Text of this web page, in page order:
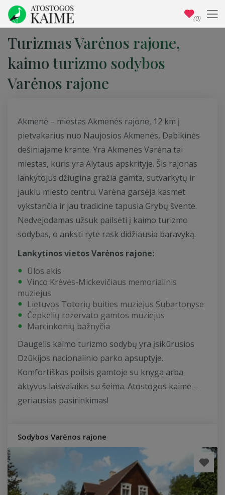
Turizmas Varėnos rajone,
kaimo turizmo sodybos
Varėnos rajone
Akmenė – miestas Akmenės rajone, 12 km į
pietvakarius nuo Naujosios Akmenės, Dabikinės
dešiniajame krante. Yra Akmenės Varėna tai
miestas, kuris yra Alytaus apskrityje. Šis rajonas
lankytojus džiugina gražia gamta, sutvarkytų ir
jaukiu miesto centru. Varėna garsėja kasmet
vykstančia ir jau tradicine tapusia Grybų švente.
Nedvejodamas užsuk pailsėti į kaimo turizmo
sodybas, o anksti ryte rask didžiausia baravyką.
Lankytinos vietos Varėnos rajone:
Ūlos akis
Vinco Krėvės-Mickevičiaus memorialinis
muziejus
Lietuvos Totorių buities muziejus Subartonyse
Čepkelių rezervato gamtos muziejus
Marcinkonių bažnyčia
Daugelis kaimo turizmo sodybų yra įsikūrusios
Dzūkijos nacionalinio parko apsuptyje.
Komfortiškas poilsis gamtoje su knyga arba
aktyvus laisvalaikis su šeima. Atostogos kaime –
geriausias pasirinkimas!
Sodybos Varėnos rajone
(0)